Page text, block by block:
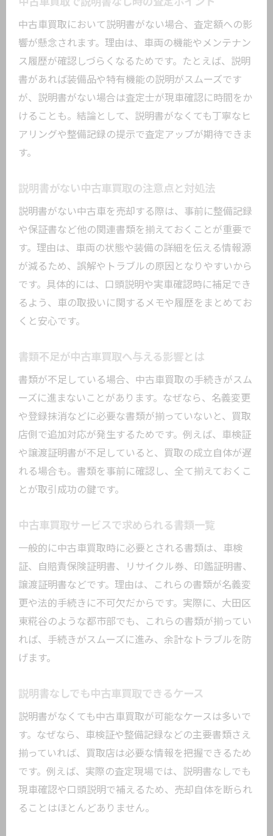
中古車買取において説明書がない場合、査定額への影
響が懸念されます。理由は、車両の機能やメンテナン
ス履歴が確認しづらくなるためです。たとえば、説明
書があれば装備品や特有機能の説明がスムーズです
が、説明書がない場合は査定士が現車確認に時間をか
けることも。結論として、説明書がなくても丁寧なヒ
アリングや整備記録の提示で査定アップが期待できま
す。
説明書がない中古車買取の注意点と対処法
説明書がない中古車を売却する際は、事前に整備記録
や保証書など他の関連書類を揃えておくことが重要で
す。理由は、車両の状態や装備の詳細を伝える情報源
が減るため、誤解やトラブルの原因となりやすいから
です。具体的には、口頭説明や実車確認時に補足でき
るよう、車の取扱いに関するメモや履歴をまとめてお
くと安心です。
書類不足が中古車買取へ与える影響とは
書類が不足している場合、中古車買取の手続きがスム
ーズに進まないことがあります。なぜなら、名義変更
や登録抹消などに必要な書類が揃っていないと、買取
店側で追加対応が発生するためです。例えば、車検証
や譲渡証明書が不足していると、買取の成立自体が遅
れる場合も。書類を事前に確認し、全て揃えておくこ
とが取引成功の鍵です。
中古車買取サービスで求められる書類一覧
一般的に中古車買取時に必要とされる書類は、車検
証、自賠責保険証明書、リサイクル券、印鑑証明書、
譲渡証明書などです。理由は、これらの書類が名義変
更や法的手続きに不可欠だからです。実際に、大田区
東糀谷のような都市部でも、これらの書類が揃ってい
れば、手続きがスムーズに進み、余計なトラブルを防
げます。
説明書なしでも中古車買取できるケース
説明書がなくても中古車買取が可能なケースは多いで
す。なぜなら、車検証や整備記録などの主要書類さえ
揃っていれば、買取店は必要な情報を把握できるため
です。例えば、実際の査定現場では、説明書なしでも
現車確認や口頭説明で補えるため、売却自体を断られ
ることはほとんどありません。